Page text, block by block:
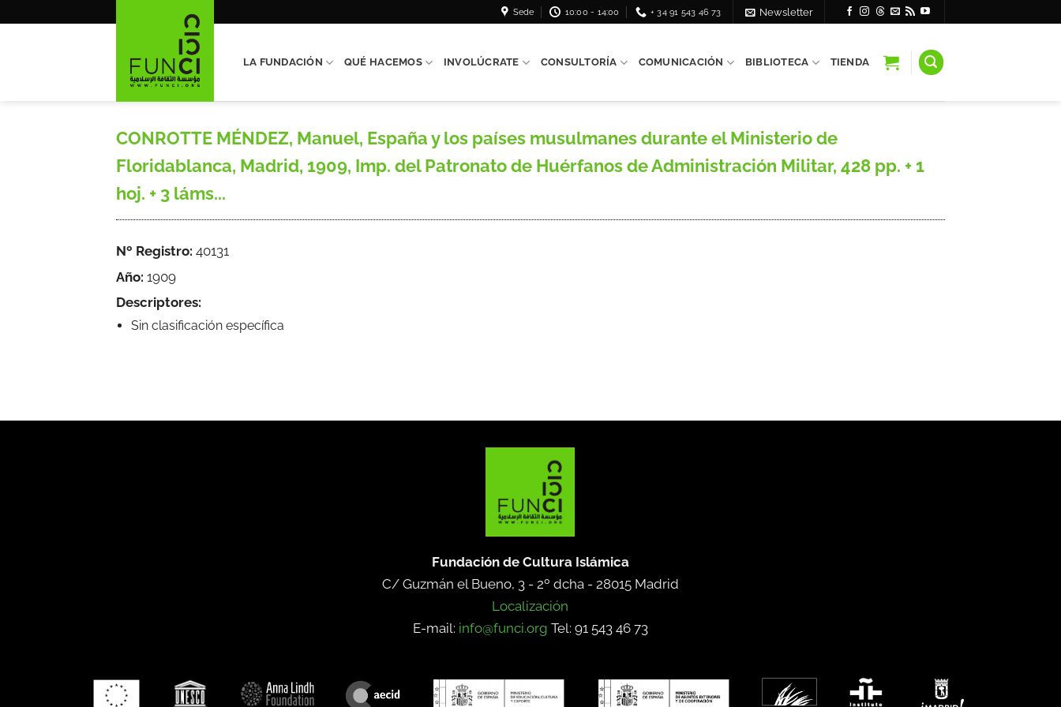
Sede 10:00 - 14:00 + 34 91 543 46 73 Newsletter
LA FUNDACIÓN QUÉ HACEMOS INVOLÚCRATE CONSULTORÍA COMUNICACIÓN BIBLIOTECA TIENDA
CONROTTE MÉNDEZ, Manuel, España y los países musulmanes durante el Ministerio de
Floridablanca, Madrid, 1909, Imp. del Patronato de Huérfanos de Administración Militar, 428 pp. + 1
hoj. + 3 láms...
Nº Registro: 40131
Año: 1909
Descriptores:
Sin clasificación específica
Fundación de Cultura Islámica
C/ Guzmán el Bueno, 3 - 2º dcha - 28015 Madrid
Localización
E-mail: info@funci.org Tel: 91 543 46 73